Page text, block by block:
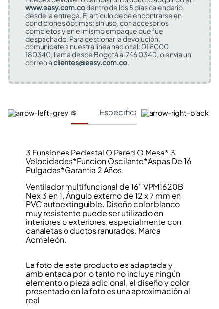
www.easy.com.codentro de los 5 días calendario
desde la entrega. El artículo debe encontrarse en
condiciones óptimas: sin uso, con accesorios
completos y en el mismo empaque que fue
despachado. Para gestionar la devolución,
comunícate a nuestra línea nacional: 01 8000
180340, llama desde Bogotá al 746 0340, o envía un
correo aclientes@easy.com.co.
Características Especificaciones Técnicas
3 Funsiones Pedestal O Pared O Mesa* 3
Velocidades*Funcion Oscilante*Aspas De 16
Pulgadas*Garantia 2 Años.
Ventilador multifuncional de 16" VPM1620B
Nex 3 en 1. Ángulo externo de 12 x 7 mm en
PVC autoextinguible. Diseño color blanco
muy resistente puede ser utilizado en
interiores o exteriores, especialmente con
canaletas o ductos ranurados. Marca
Acmeleón.
La foto de este producto es adaptada y
ambientada por lo tanto no incluye ningún
elemento o pieza adicional, el diseño y color
presentado en la foto es una aproximación al
real